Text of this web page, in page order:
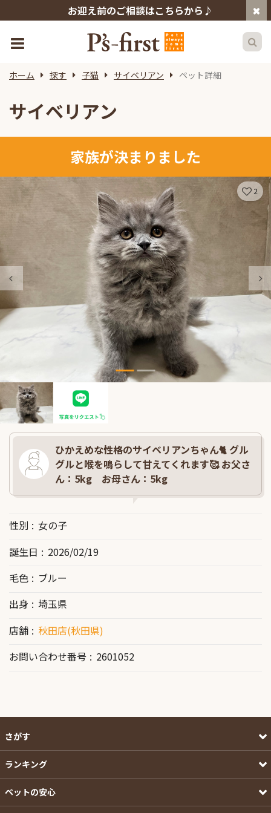
お迎え前のご相談はこちらから♪
ホーム 探す 子猫 サイベリアン ペット詳細
サイベリアン
家族が決まりました
2
ひかえめな性格のサイベリアンちゃん🐈 グル
グルと喉を鳴らして甘えてくれます🥰 お父さ
ん：5kg お母さん：5kg
性別
女の子
誕生日
2026/02/19
毛色
ブルー
出身
埼玉県
店舗
秋田店(秋田県)
お問い合わせ番号
2601052
さがす
ランキング
ペットの安心